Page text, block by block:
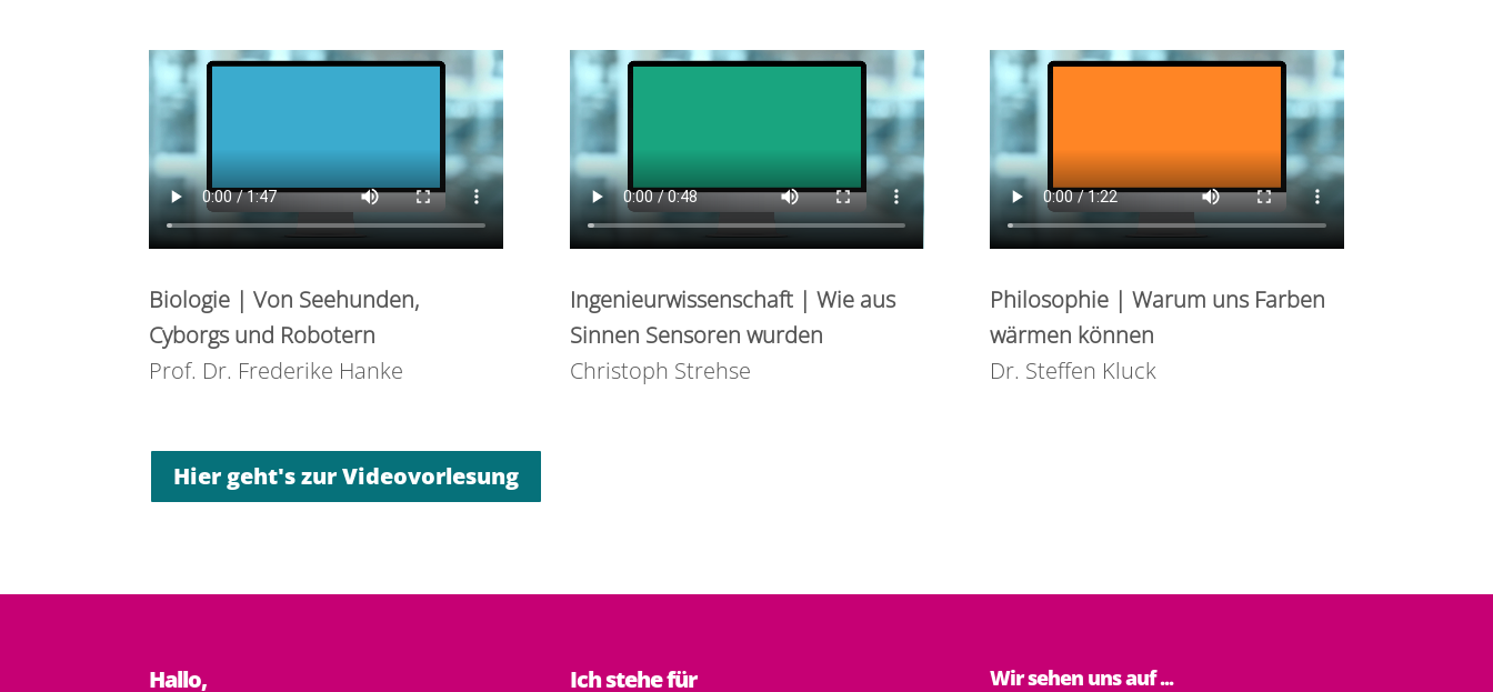
Biologie | Von Seehunden,
Cyborgs und Robotern
Prof. Dr. Frederike Hanke
Ingenieurwissenschaft | Wie aus
Sinnen Sensoren wurden
Christoph Strehse
Philosophie | Warum uns Farben
wärmen können
Dr. Steffen Kluck
Hier geht's zur Videovorlesung
Hallo, Ich stehe für Wir sehen uns auf ...